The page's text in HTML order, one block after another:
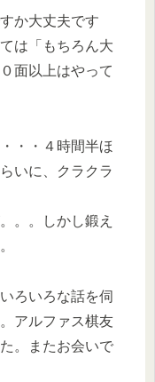
か大丈夫です
は「もちろん大
面以上はやって
・・４時間半ほ
いに、クラクラ
。。しかし鍛え
ろいろな話を伺
アルファス棋友
。またお会いで